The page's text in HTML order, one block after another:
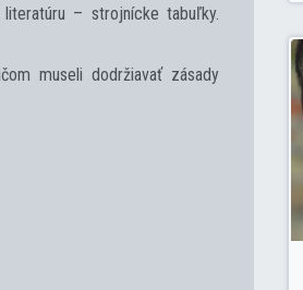
– strojnícke tabuľky.
museli dodržiavať zásady